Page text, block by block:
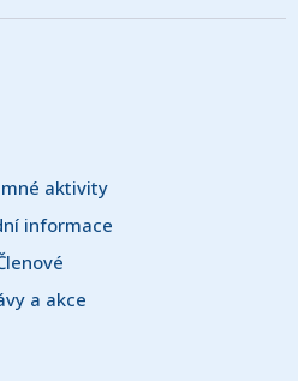
aktivity
informace
a akce